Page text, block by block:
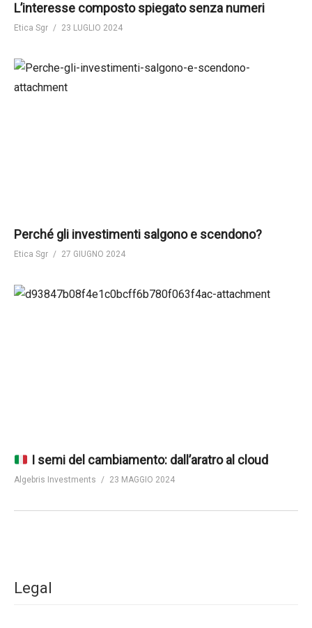
L’interesse composto spiegato senza numeri
Etica Sgr 23 LUGLIO 2024
Perché gli investimenti salgono e scendono?
Etica Sgr 27 GIUGNO 2024
I semi del cambiamento: dall’aratro al cloud
Algebris Investments 23 MAGGIO 2024
Legal